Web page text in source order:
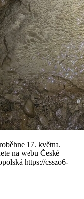
17. května.
na webu České
https://csszo6-